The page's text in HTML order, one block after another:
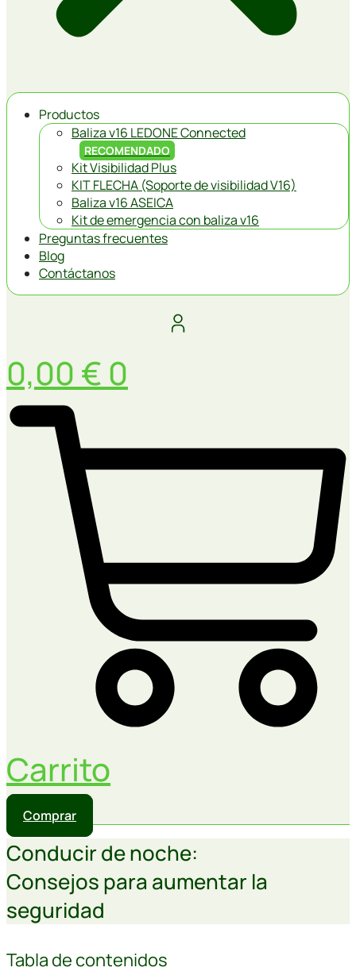
Productos
Baliza v16 LEDONE Connected
RECOMENDADO
Kit Visibilidad Plus
KIT FLECHA (Soporte de visibilidad V16)
Baliza v16 ASEICA
Kit de emergencia con baliza v16
Preguntas frecuentes
Blog
Contáctanos
0,00 € 0
Carrito
Comprar
Conducir de noche:
Consejos para aumentar la
seguridad
Tabla de contenidos